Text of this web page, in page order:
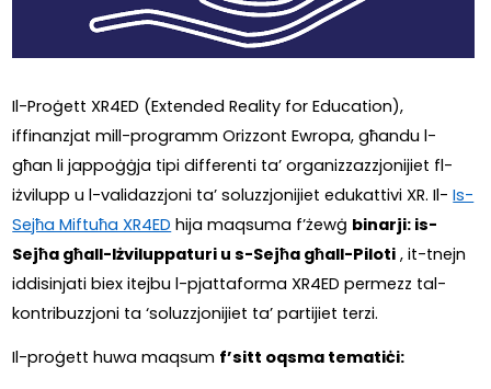
Il-Proġett XR4ED (Extended Reality for Education),
iffinanzjat mill-programm Orizzont Ewropa, għandu l-
għan li jappoġġja tipi differenti ta’ organizzazzjonijiet fl-
iżvilupp u l-validazzjoni ta’ soluzzjonijiet edukattivi XR. Il- Is-
Sejħa Miftuħa XR4ED hija maqsuma f’żewġ binarji: is-
Sejħa għall-Iżviluppaturi u s-Sejħa għall-Piloti , it-tnejn
iddisinjati biex itejbu l-pjattaforma XR4ED permezz tal-
kontribuzzjoni ta ‘soluzzjonijiet ta’ partijiet terzi.
Il-proġett huwa maqsum f’sitt oqsma tematiċi: